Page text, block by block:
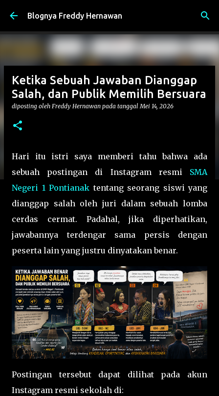
Langsung ke konten utama
Blognya Freddy Hernawan
Ketika Sebuah Jawaban Dianggap
Salah, dan Publik Memilih Bersuara
diposting oleh Freddy Hernawan pada tanggalMei 14, 2026
Hari itu istri saya memberi tahu bahwa ada
sebuah postingan di Instagram resmi SMA
Negeri 1 Pontianak tentang seorang siswi yang
dianggap salah oleh juri dalam sebuah lomba
cerdas cermat. Padahal, jika diperhatikan,
jawabannya terdengar sama persis dengan
peserta lain yang justru dinyatakan benar.
Postingan tersebut dapat dilihat pada akun
Instagram resmi sekolah di: